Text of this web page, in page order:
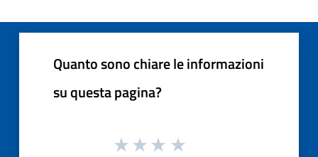
Quanto sono chiare le informazioni
su questa pagina?